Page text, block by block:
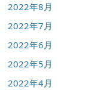
2022年8月
2022年7月
2022年6月
2022年5月
2022年4月